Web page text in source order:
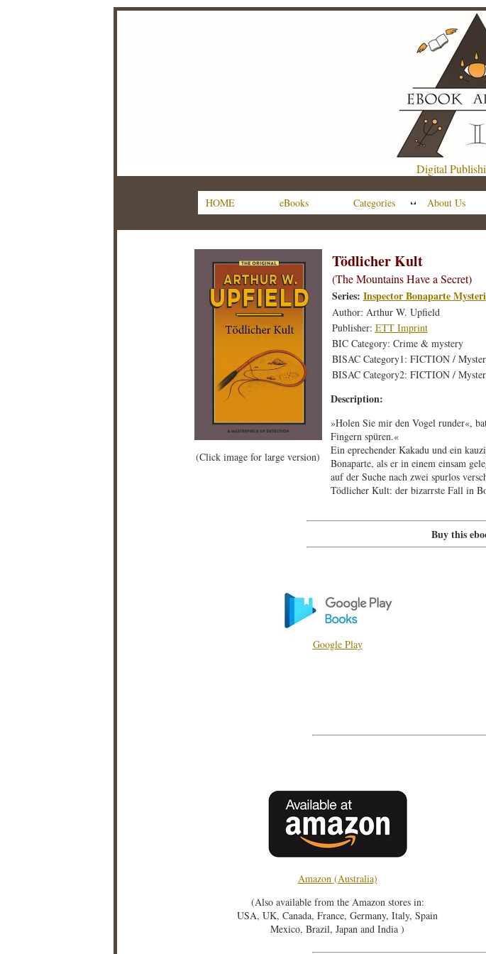
Digital
HOME eBooks Categories About Us
(Click image for large version)
Tödlicher Kult
(The Mountains Have a Secret)
Series: Inspector Bonaparte
Author: Arthur W. Upfield
Publisher: ETT Imprint
BIC Category: Crime & mystery
BISAC Category1: FICTION /
BISAC Category2: FICTION /
Description:
»Holen Sie mir den Vogel runder«,
Fingern spüren.«
Ein eprechender Kakadu und ein
Bonaparte, als er in einem einsam
auf der Suche nach zwei spurlos
Tödlicher Kult: der bizarrste Fall in
Buy this
Google Play
Amazon (Australia)
(Also available from the Amazon stores in:
USA, UK, Canada, France, Germany, Italy, Spain
Mexico, Brazil, Japan and India )